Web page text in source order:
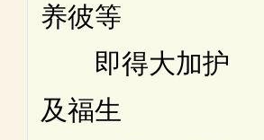
养彼等
即得大加护
及福生